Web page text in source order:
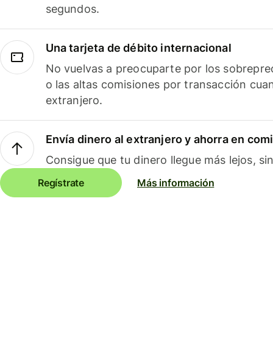
segundos.
Una tarjeta de débito internacional
No vuelvas a preocuparte por los
o las altas comisiones por transacción
extranjero.
Envía dinero al extranjero y ahorra en
Consigue que tu dinero llegue más lejos,
Regístrate Más información